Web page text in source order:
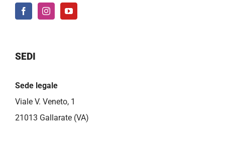
SEDI
Sede legale
Viale V. Veneto, 1
21013 Gallarate (VA)